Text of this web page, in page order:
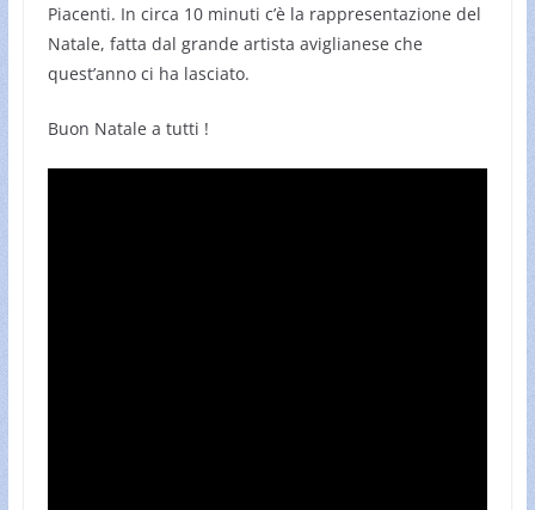
Piacenti. In circa 10 minuti c’è la rappresentazione del
Natale, fatta dal grande artista aviglianese che
quest’anno ci ha lasciato.
Buon Natale a tutti !